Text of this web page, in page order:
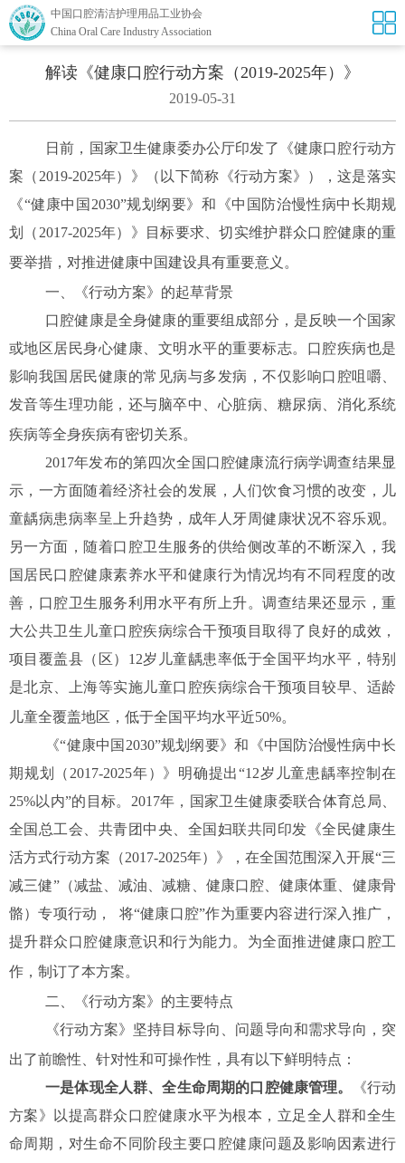
中国口腔清洁护理用品工业协会
China Oral Care Industry Association
解读《健康口腔行动方案（2019-2025年）》
2019-05-31
日前，国家卫生健康委办公厅印发了《健康口腔行动方
案（ 2019-2025年）》（以下简称《行动方案》），这是落实
《“健康中国2030”规划纲要》和《中国防治慢性病中长期规
划（2017-2025年）》目标要求、切实维护群众口腔健康的重
要举措，对推进健康中国建设具有重要意义。
一、
《行动方案》的起草背景
口腔健康是全身健康的重要组成部分，是反映一个国家
或地区居民身心健康、文明水平的重要标志。口腔疾病也是
影响我国居民健康的常见病与多发病，不仅影响口腔咀嚼、
发音等生理功能，还与脑卒中、心脏病、糖尿病、消化系统
疾病等全身疾病有密切关系。
2017年发布的第四次全国口腔健康流行病学调查结果显
示，一方面随着经济社会的发展，人们饮食习惯的改变，儿
童龋病患病率呈上升趋势，成年人牙周健康状况不容乐观。
另一方面，随着口腔卫生服务的供给侧改革的不断深入，我
国居民口腔健康素养水平和健康行为情况均有不同程度的改
善，口腔卫生服务利用水平有所上升。调查结果还显示，重
大公共卫生儿童口腔疾病综合干预项目取得了良好的成效，
项目覆盖县（区）12岁儿童龋患率低于全国平均水平，特别
是北京、上海等实施儿童口腔疾病综合干预项目较早、适龄
儿童全覆盖地区，低于全国平均水平近50%。
《“健康中国2030”规划纲要》和《中国防治慢性病中长
期规划（2017-2025年）》明确提出“12岁儿童患龋率控制在
25%以内”的目标。2017年，国家卫生健康委联合体育总局、
全国总工会、共青团中央、全国妇联共同印发《全民健康生
活方式行动方案（2017-2025年）》，在全国范围深入开展“三
减三健”（减盐、减油、减糖、健康口腔、健康体重、健康骨
骼）专项行动， 将“健康口腔”作为重要内容进行深入推广，
提升群众口腔健康意识和行为能力。为全面推进健康口腔工
作，制订了本方案。
二、
《行动方案》的主要特点
《行动方案》坚持目标导向、问题导向和需求导向，突
出了前瞻性、针对性和可操作性，具有以下鲜明特点：
一是体现全人群、全生命周期的口腔健康管理。
《行动
方案》以提高群众口腔健康水平为根本，立足全人群和全生
命周期，对生命不同阶段主要口腔健康问题及影响因素进行